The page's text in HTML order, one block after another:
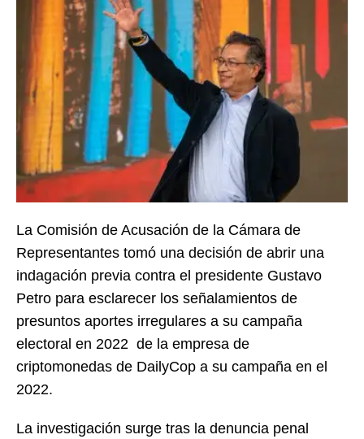
La Comisión de Acusación de la Cámara de
Representantes tomó una decisión de abrir una
indagación previa contra el presidente Gustavo
Petro para esclarecer los señalamientos de
presuntos aportes irregulares a su campaña
electoral en 2022 de la empresa de
criptomonedas de DailyCop a su campaña en el
2022.
La investigación surge tras la denuncia penal